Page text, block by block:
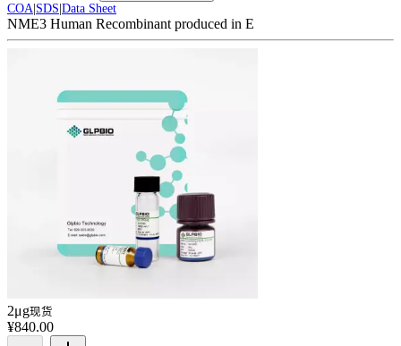
COA SDS Data Sheet
NME3 Human Recombinant produced in E
2μg现货
¥840.00